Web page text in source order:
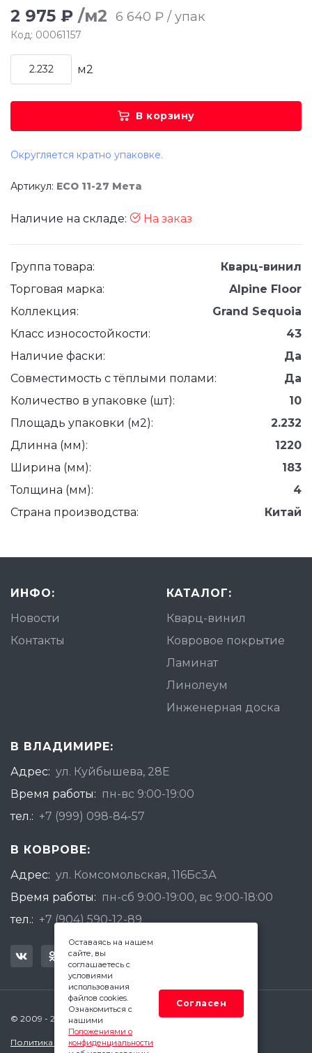
2 975 ₽ /м2 6 640 ₽ / упак
Код: 00061157
м2
В корзину
Округляется кратно упаковке.
Артикул: ЕСО 11-27 Мета
Наличие на складе: На заказ
Группа товара:
Кварц-винил
Торговая марка:
Alpine Floor
Коллекция:
Grand Sequoia
Класс износостойкости:
43
Наличие фаски:
Да
Совместимость с тёплыми полами:
Да
Количество в упаковке (шт):
10
Площадь упаковки (м2):
2.232
Длинна (мм):
1220
Ширина (мм):
183
Толщина (мм):
4
Страна производства:
Китай
ИНФО:
Новости
Контакты
КАТАЛОГ:
Кварц-винил
Ковровое покрытие
Ламинат
Линолеум
Инженерная доска
В ВЛАДИМИРЕ:
Адрес: ул. Куйбышева, 28Е
Время работы: пн-вс 9:00-19:00
тел.: +7 (999) 098-84-57
В КОВРОВЕ:
Адрес: ул. Комсомольская, 116Бс3А
Время работы: пн-сб 9:00-19:00, вс 9:00-18:00
тел.: +7 (904) 590-12-89
© 2009 - 2026 Квадратный Метр - Ковров
Политика конфиденциальности
Оставаясь на нашем
сайте, вы
соглашаетесь с
условиями
использования
файлов cookies.
Ознакомиться с
нашими
Положениями о
конфиденциальности
Согласен